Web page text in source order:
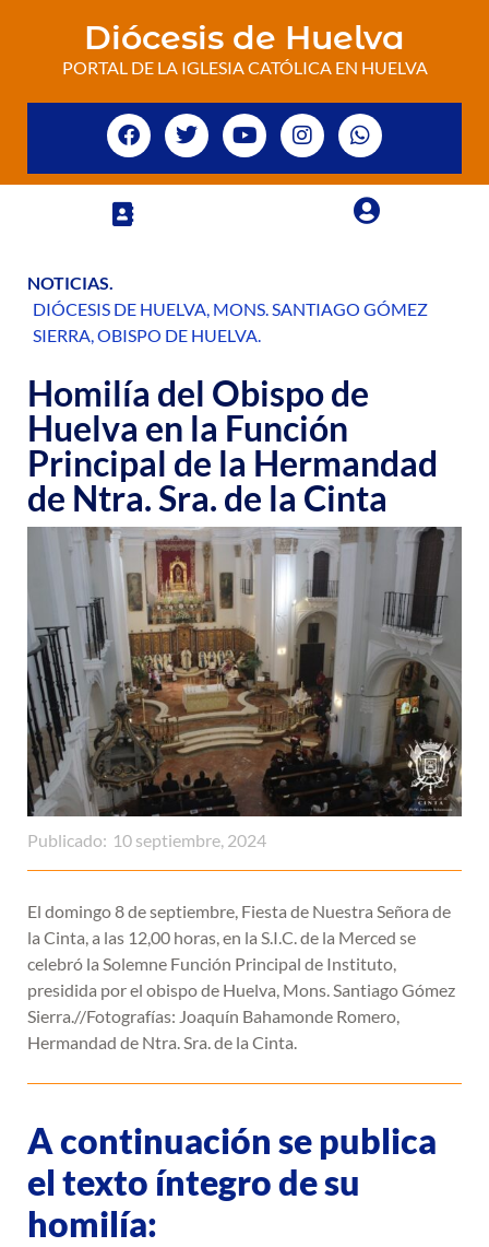
Diócesis de Huelva
PORTAL DE LA IGLESIA CATÓLICA EN HUELVA
NOTICIAS.
DIÓCESIS DE HUELVA, MONS. SANTIAGO GÓMEZ
SIERRA,OBISPO DE HUELVA.
Homilía del Obispo de
Huelva en la Función
Principal de la Hermandad
de Ntra. Sra. de la Cinta
Publicado: 10 septiembre, 2024
El domingo 8 de septiembre, Fiesta de Nuestra Señora de
la Cinta, a las 12,00 horas, en la S.I.C. de la Merced se
celebró la Solemne Función Principal de Instituto,
presidida por el obispo de Huelva, Mons. Santiago Gómez
Sierra.//Fotografías: Joaquín Bahamonde Romero,
Hermandad de Ntra. Sra. de la Cinta.
A continuación se publica
el texto íntegro de su
homilía: